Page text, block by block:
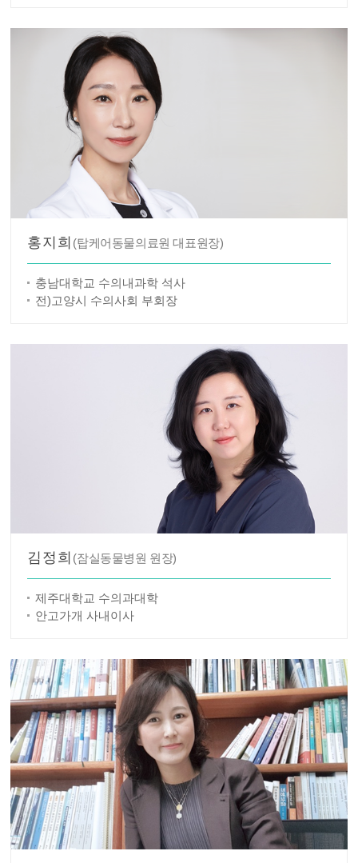
홍지희 (탑케어동물의료원 대표원장)
충남대학교 수의내과학 석사
전)고양시 수의사회 부회장
김정희 (잠실동물병원 원장)
제주대학교 수의과대학
안고가개 사내이사